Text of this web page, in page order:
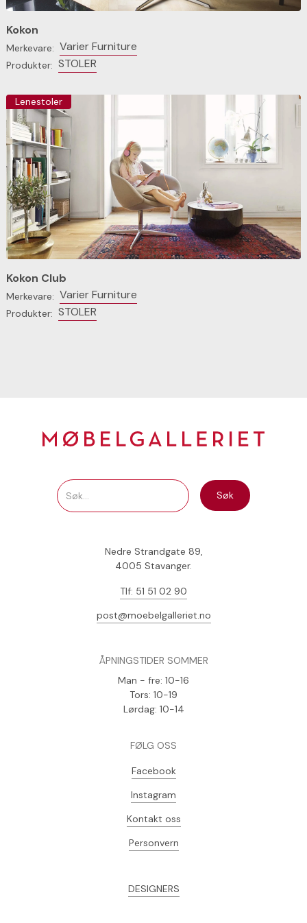
Kokon
Merkevare: Varier Furniture
Produkter: STOLER
Lenestoler
Kokon Club
Merkevare: Varier Furniture
Produkter: STOLER
Nedre Strandgate 89,
4005 Stavanger.
Tlf: 51 51 02 90
post@moebelgalleriet.no
ÅPNINGSTIDER SOMMER
Man - fre: 10-16
Tors: 10-19
Lørdag: 10-14
FØLG OSS
Facebook
Instagram
Kontakt oss
Personvern
DESIGNERS